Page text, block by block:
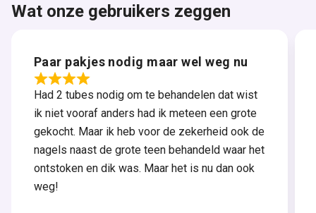
Wat onze gebruikers zeggen
Paar pakjes nodig maar wel weg nu
Had 2 tubes nodig om te behandelen dat wist
ik niet vooraf anders had ik meteen een grote
gekocht. Maar ik heb voor de zekerheid ook de
nagels naast de grote teen behandeld waar het
ontstoken en dik was. Maar het is nu dan ook
weg!